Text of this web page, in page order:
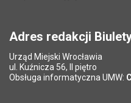
Adres redakcji
Urząd Miejski Wrocławia
ul. Kuźnicza 56, II piętro
Obsługa informatyczna UMW: